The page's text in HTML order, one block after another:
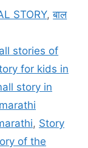
STORY,बाल
stories of
for kids in
story in
, Story
of the